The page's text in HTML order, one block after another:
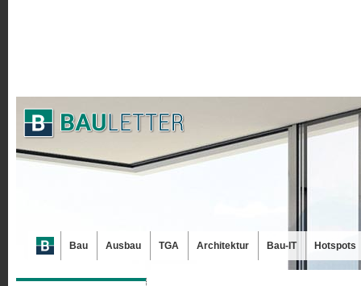
Bau Ausbau TGA Architektur Bau-IT Hotspots